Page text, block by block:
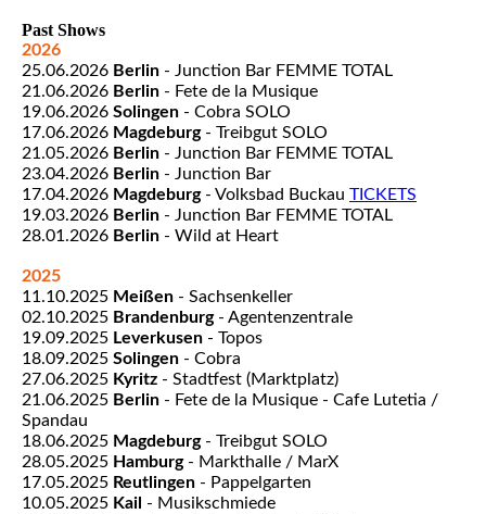
Past Shows
2026
25.06.2026 Berlin - Junction Bar FEMME TOTAL
21.06.2026 Berlin - Fete de la Musique
19.06.2026 Solingen - Cobra SOLO
17.06.2026 Magdeburg- Treibgut SOLO
21.05.2026 Berlin - Junction Bar FEMME TOTAL
23.04.2026 Berlin - Junction Bar
17.04.2026 Magdeburg- Volksbad Buckau TICKETS
19.03.2026 Berlin - Junction Bar FEMME TOTAL
28.01.2026 Berlin - Wild at Heart
2025
11.10.2025 Meißen - Sachsenkeller
02.10.2025 Brandenburg - Agentenzentrale
19.09.2025 Leverkusen - Topos
18.09.2025 Solingen - Cobra
27.06.2025 Kyritz - Stadtfest (Marktplatz)
21.06.2025 Berlin - Fete de la Musique - Cafe Lutetia /
Spandau
18.06.2025 Magdeburg- Treibgut SOLO
28.05.2025 Hamburg- Markthalle / MarX
17.05.2025 Reutlingen - Pappelgarten
10.05.2025 Kail - Musikschmiede